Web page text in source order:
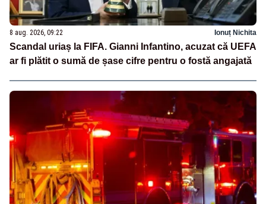
8 aug. 2026, 09:22 Ionuț Nichita
Scandal uriaș la FIFA. Gianni Infantino, acuzat că UEFA
ar fi plătit o sumă de șase cifre pentru o fostă angajată